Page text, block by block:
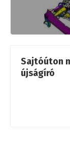
Sajtóúton
újságíró